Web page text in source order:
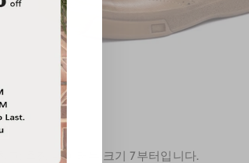
참고: 측정 데이터는 크기 7부터입니다.